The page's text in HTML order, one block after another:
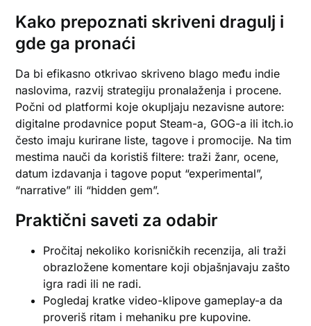
Kako prepoznati skriveni dragulj i
gde ga pronaći
Da bi efikasno otkrivao skriveno blago među indie
naslovima, razvij strategiju pronalaženja i procene.
Počni od platformi koje okupljaju nezavisne autore:
digitalne prodavnice poput Steam-a, GOG-a ili itch.io
često imaju kurirane liste, tagove i promocije. Na tim
mestima nauči da koristiš filtere: traži žanr, ocene,
datum izdavanja i tagove poput “experimental”,
“narrative” ili “hidden gem”.
Praktični saveti za odabir
Pročitaj nekoliko korisničkih recenzija, ali traži
obrazložene komentare koji objašnjavaju zašto
igra radi ili ne radi.
Pogledaj kratke video-klipove gameplay-a da
proveriš ritam i mehaniku pre kupovine.